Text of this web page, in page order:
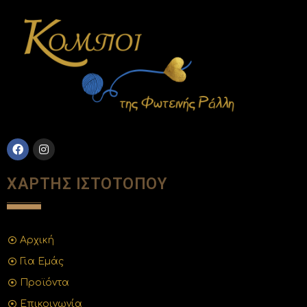
ΧΑΡΤΗΣ ΙΣΤΟΤΟΠΟΥ
Αρχική
Για Εμάς
Προϊόντα
Επικοινωνία